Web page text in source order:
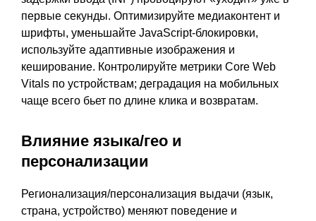
первые секунды. Оптимизируйте медиаконтент и
шрифты, уменьшайте JavaScript-блокировки,
используйте адаптивные изображения и
кеширование. Контролируйте метрики Core Web
Vitals по устройствам; деградация на мобильных
чаще всего бьет по длине клика и возвратам.
Влияние языка/гео и
персонализации
Регионализация/персонализация выдачи (язык,
страна, устройство) меняют поведение и